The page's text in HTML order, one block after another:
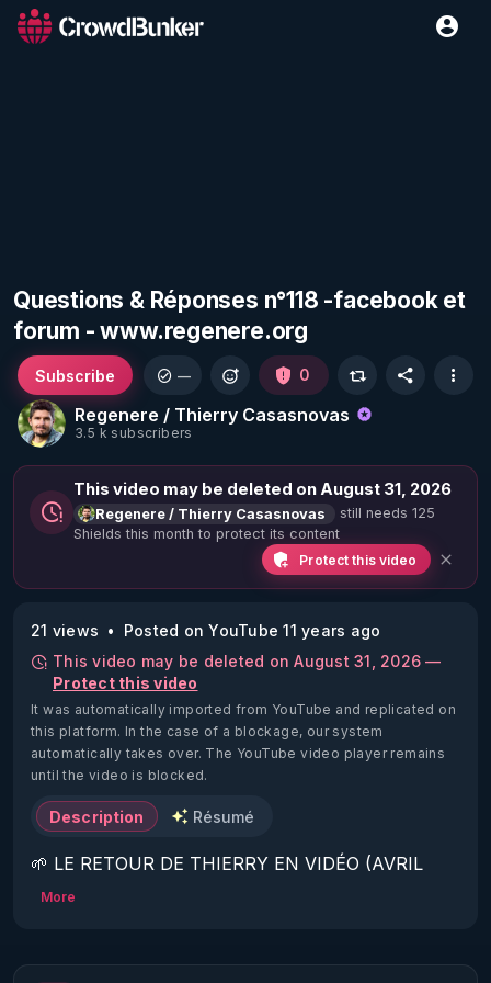
Questions & Réponses n°118 -facebook et
forum - www.regenere.org
Regenere / Thierry Casasnovas
3.5 k subscribers
Subscribe — 0
This video may be deleted on August 31, 2026
Regenere / Thierry Casasnovas
still needs 125
Shields this month to protect its content
Protect this video
21 views
Posted on YouTube 11 years ago
This video may be deleted on August 31, 2026 —
Protect this video
It was automatically imported from YouTube and replicated on
this platform. In the case of a blockage, our system
automatically takes over. The YouTube video player remains
until the video is blocked.
Description Résumé
🌱 LE RETOUR DE THIERRY EN VIDÉO (AVRIL
2022)!
https://www.rgnr.fr/presentation.html
More